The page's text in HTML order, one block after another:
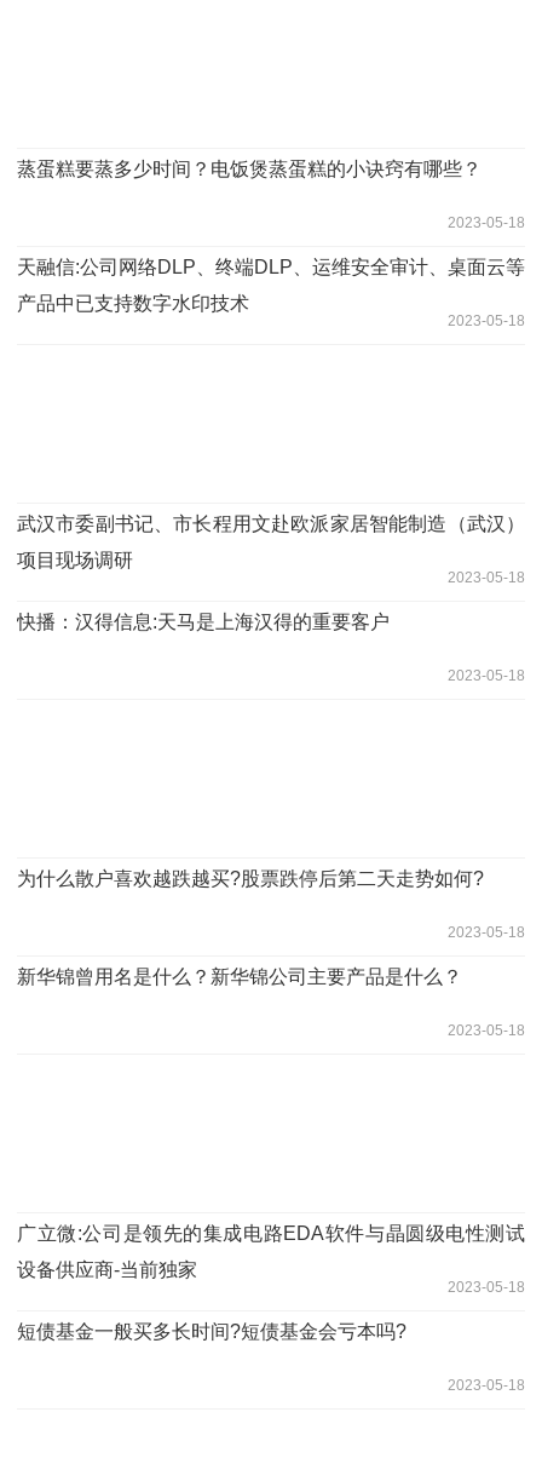
蒸蛋糕要蒸多少时间？电饭煲蒸蛋糕的小诀窍有哪些？
2023-05-18
天融信:公司网络DLP、终端DLP、运维安全审计、桌面云等
产品中已支持数字水印技术
2023-05-18
武汉市委副书记、市长程用文赴欧派家居智能制造（武汉）
项目现场调研
2023-05-18
快播：汉得信息:天马是上海汉得的重要客户
2023-05-18
为什么散户喜欢越跌越买?股票跌停后第二天走势如何?
2023-05-18
新华锦曾用名是什么？新华锦公司主要产品是什么？
2023-05-18
广立微:公司是领先的集成电路EDA软件与晶圆级电性测试
设备供应商-当前独家
2023-05-18
短债基金一般买多长时间?短债基金会亏本吗?
2023-05-18